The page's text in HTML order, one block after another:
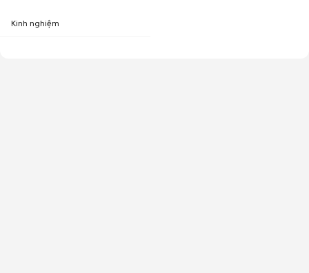
Kinh nghiệm